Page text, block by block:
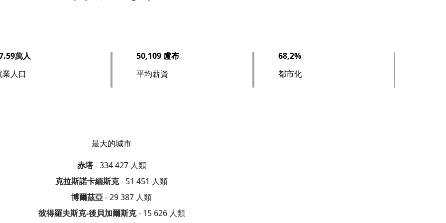
萬人
業人口
50,109 盧布
平均薪資
68,2%
都市化
最大的城市
赤塔- 334 427 人類
克拉斯諾卡緬斯克- 51 451 人類
博爾茲亞- 29 387 人類
彼得羅夫斯克-後貝加爾斯克- 15 626 人類